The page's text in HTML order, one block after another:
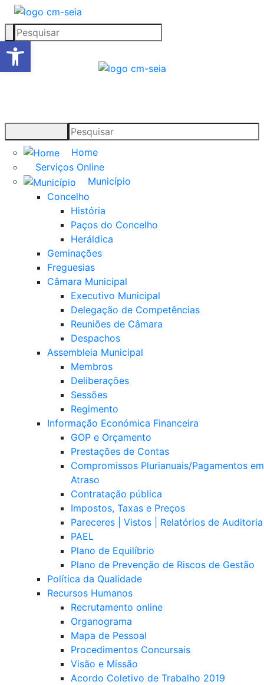
Home
Serviços Online
Município
Concelho
História
Paços do Concelho
Heráldica
Geminações
Freguesias
Câmara Municipal
Executivo Municipal
Delegação de Competências
Reuniões de Câmara
Despachos
Assembleia Municipal
Membros
Deliberações
Sessões
Regimento
Informação Económica Financeira
GOP e Orçamento
Prestações de Contas
Compromissos Plurianuais/Pagamentos em
Atraso
Contratação pública
Impostos, Taxas e Preços
Pareceres | Vistos | Relatórios de Auditoria
PAEL
Plano de Equilíbrio
Plano de Prevenção de Riscos de Gestão
Política da Qualidade
Recursos Humanos
Recrutamento online
Organograma
Mapa de Pessoal
Procedimentos Concursais
Visão e Missão
Acordo Coletivo de Trabalho 2019
Open toolbar